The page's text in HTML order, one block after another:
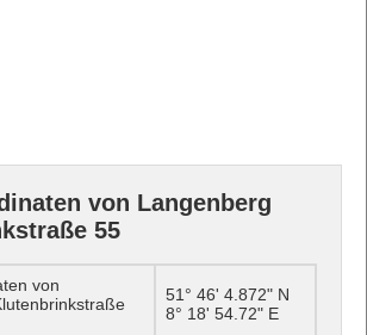
von Langenberg
55
von
51° 46' 4.872" N
8° 18' 54.72" E